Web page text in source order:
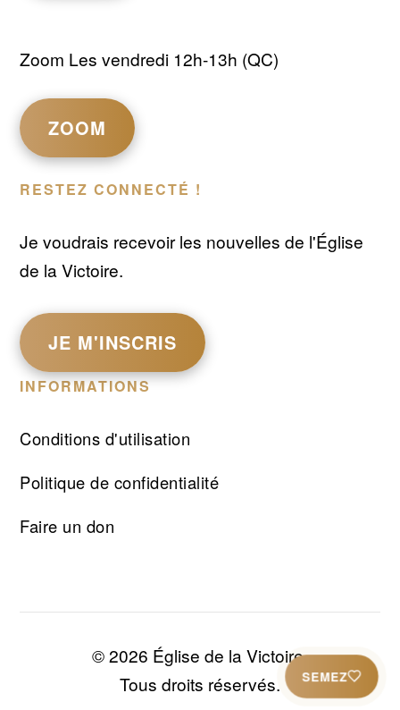
SEMEZ
Zoom Les vendredi 12h-13h (QC)
ZOOM
RESTEZ CONNECTÉ !
Je voudrais recevoir les nouvelles de l'Église
de la Victoire.
JE M'INSCRIS
INFORMATIONS
Conditions d'utilisation
Politique de confidentialité
Faire un don
© 2026 Église de la Victoire.
Tous droits réservés.